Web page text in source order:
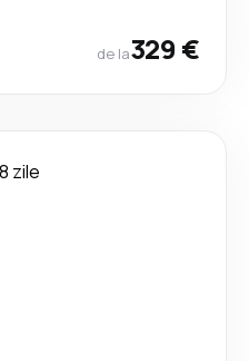
de la329 €
8 zile